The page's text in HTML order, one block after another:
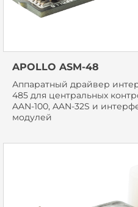
APOLLO ASM-48
Аппаратный драйвер
485 для центральных
AAN-100, AAN-32S и
модулей